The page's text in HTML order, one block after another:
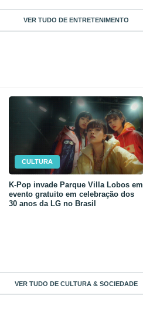
VER TUDO DE ENTRETENIMENTO
CULTURA
K-Pop invade Parque Villa Lobos em
evento gratuito em celebração dos
30 anos da LG no Brasil
VER TUDO DE CULTURA & SOCIEDADE